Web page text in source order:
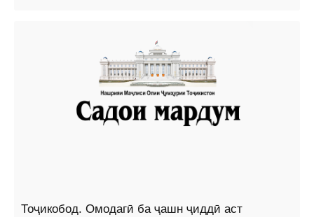
Тоҷикобод. Омодагӣ ба ҷашн ҷиддӣ аст